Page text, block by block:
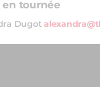
en tournée
Dugot